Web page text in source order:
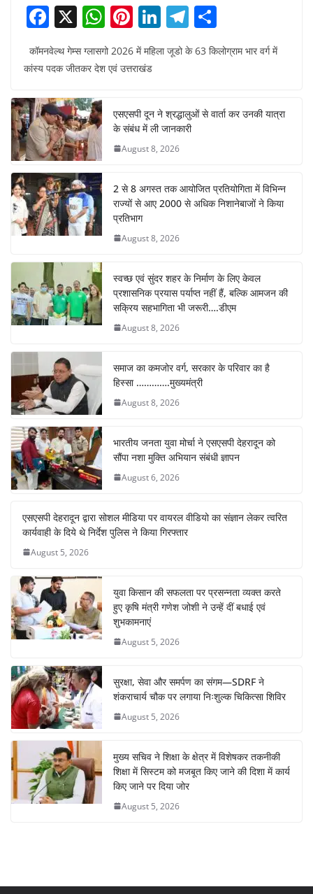
F
a
c
b
o
o
k
X W
h
at
s
A
p
p
Pi
nt
er
st
Li
k
dI
n
T
e
a
m
h
ar
कॉमनवेल्थ गेम्स ग्लासगो 2026 में महिला जूडो के 63 किलोग्राम भार वर्ग में
कांस्य पदक जीतकर देश एवं उत्तराखंड
एसएसपी दून ने श्रद्धालुओं से वार्ता कर उनकी यात्रा
के संबंध में ली जानकारी
August 8, 2026
2 से 8 अगस्त तक आयोजित प्रतियोगिता में विभिन्न
राज्यों से आए 2000 से अधिक निशानेबाजों ने किया
प्रतिभाग
August 8, 2026
स्वच्छ एवं सुंदर शहर के निर्माण के लिए केवल
प्रशासनिक प्रयास पर्याप्त नहीं हैं, बल्कि आमजन की
सक्रिय सहभागिता भी जरूरी….डीएम
August 8, 2026
समाज का कमजोर वर्ग, सरकार के परिवार का है
हिस्सा ………….मुख्यमंत्री
August 8, 2026
भारतीय जनता युवा मोर्चा ने एसएसपी देहरादून को
सौंपा नशा मुक्ति अभियान संबंधी ज्ञापन
August 6, 2026
एसएसपी देहरादून द्वारा सोशल मीडिया पर वायरल वीडियो का संज्ञान लेकर त्वरित
कार्यवाही के दिये थे निर्देश पुलिस ने किया गिरफ्तार
August 5, 2026
युवा किसान की सफलता पर प्रसन्नता व्यक्त करते
हुए कृषि मंत्री गणेश जोशी ने उन्हें दीं बधाई एवं
शुभकामनाएं
August 5, 2026
सुरक्षा, सेवा और समर्पण का संगम—SDRF ने
शंकराचार्य चौक पर लगाया निःशुल्क चिकित्सा शिविर
August 5, 2026
मुख्य सचिव ने शिक्षा के क्षेत्र में विशेषकर तकनीकी
शिक्षा में सिस्टम को मजबूत किए जाने की दिशा में कार्य
किए जाने पर दिया जोर
August 5, 2026